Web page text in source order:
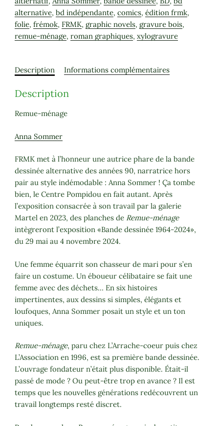
-
Anna
Sommer
alternative, bd indépendante, comics, édition frmk,
folie, frémok, FRMK, graphic novels, gravure bois,
remue-ménage, roman graphiques, xylogravure
Description Informations complémentaires
Description
Remue-ménage
Anna Sommer
FRMK met à l’honneur une autrice phare de la bande
dessinée alternative des années 90, narratrice hors
pair au style indémodable : Anna Sommer ! Ça tombe
bien, le Centre Pompidou en fait autant. Après
l’exposition consacrée à son travail par la galerie
Martel en 2023, des planches de Remue-ménage
intègreront l’exposition «Bande dessinée 1964-2024»,
du 29 mai au 4 novembre 2024.
Une femme équarrit son chasseur de mari pour s’en
faire un costume. Un éboueur célibataire se fait une
femme avec des déchets… En six histoires
impertinentes, aux dessins si simples, élégants et
loufoques, Anna Sommer posait un style et un ton
uniques.
Remue-ménage, paru chez L’Arrache-coeur puis chez
L’Association en 1996, est sa première bande dessinée.
L’ouvrage fondateur n’était plus disponible. Était-il
passé de mode ? Ou peut-être trop en avance ? Il est
temps que les nouvelles générations redécouvrent un
travail longtemps resté discret.